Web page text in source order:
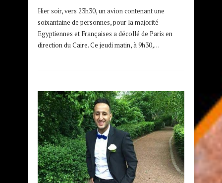
Hier soir, vers 23h30, un avion contenant une
soixantaine de personnes, pour la majorité
Egyptiennes et Françaises a décollé de Paris en
direction du Caire. Ce jeudi matin, à 9h30,…